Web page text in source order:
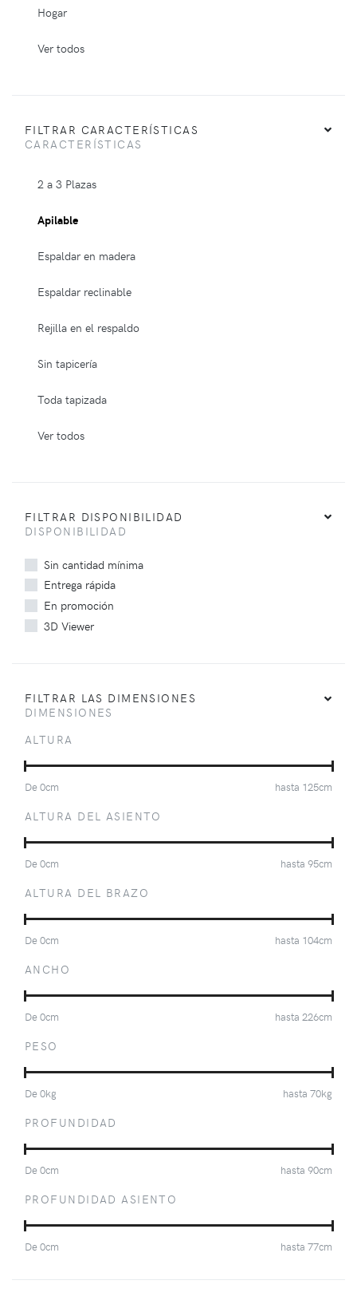
Hogar
Ver todos
FILTRAR CARACTERÍSTICAS
CARACTERÍSTICAS
2 a 3 Plazas
Apilable
Espaldar en madera
Espaldar reclinable
Rejilla en el respaldo
Sin tapicería
Toda tapizada
Ver todos
FILTRAR DISPONIBILIDAD
DISPONIBILIDAD
Sin cantidad mínima
Entrega rápida
En promoción
3D Viewer
FILTRAR LAS DIMENSIONES
DIMENSIONES
ALTURA
De0cm hasta 125cm
ALTURA DEL ASIENTO
De0cm hasta 95cm
ALTURA DEL BRAZO
De0cm hasta 104cm
ANCHO
De0cm hasta 226cm
PESO
De0kg hasta 70kg
PROFUNDIDAD
De0cm hasta 90cm
PROFUNDIDAD ASIENTO
De0cm hasta 77cm